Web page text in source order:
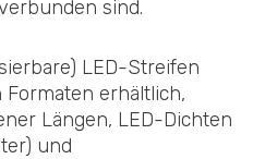
sind.
LED-Streifen
erhältlich,
Längen, LED-Dichten
und